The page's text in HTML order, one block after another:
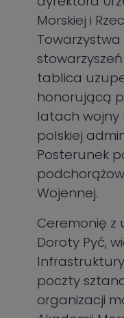
Morskiej i
tablica
honorującą
latach wojny
polskiej
Posterunek
Wojennej.
Ceremonię z
Doroty Pyć,
Infrastruktury
poczty
organizacji